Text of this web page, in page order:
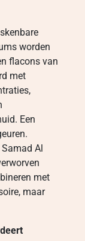
worden
flacons van
met
Een
Al
met
maar